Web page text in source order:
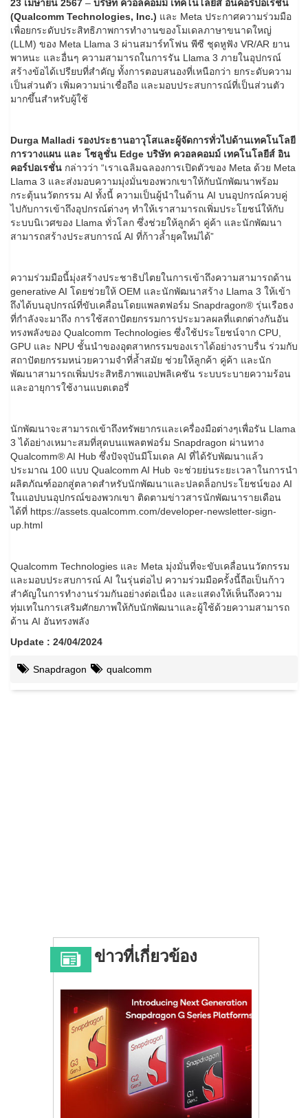
23 เมษายน 2567 – บริษัท ควอลคอมม์ เทคโนโลยีส์ อินคอร์ปอเรชั่น
(Qualcomm Technologies, Inc.) และ Meta ประกาศความร่วมมือ
เพื่อยกระดับประสิทธิภาพการทำงานของโมเดลภาษาขนาดใหญ่
(LLM) ของ Meta Llama 3 ผ่านสมาร์ทโฟน พีซี ชุดหูฟัง VR/AR ยาน
พาหนะ และอื่นๆ ความสามารถในการรัน Llama 3 ภายในอุปกรณ์
สร้างข้อได้เปรียบที่สำคัญ ทั้งการตอบสนองที่เหนือกว่า ยกระดับความ
เป็นส่วนตัว เพิ่มความน่าเชื่อถือ และมอบประสบการณ์ที่เป็นส่วนตัว
มากขึ้นสำหรับผู้ใช้
Durga Malladi รองประธานอาวุโสและผู้จัดการทั่วไปด้านเทคโนโลยี
การวางแผน และ โซลูชั่น Edge บริษัท ควอลคอมม์ เทคโนโลยีส์ อิน
คอร์ปอเรชั่น กล่าวว่า “เราเฉลิมฉลองการเปิดตัวของ Meta ด้วย Meta
Llama 3 และส่งมอบความมุ่งมั่นของพวกเขาให้กับนักพัฒนาพร้อม
กระตุ้นนวัตกรรม AI ทั้งนี้ ความเป็นผู้นำในด้าน AI บนอุปกรณ์ควบคู่
ไปกับการเข้าถึงอุปกรณ์ต่างๆ ทำให้เราสามารถเพิ่มประโยชน์ให้กับ
ระบบนิเวศของ Llama ทั่วโลก ซึ่งช่วยให้ลูกค้า คู่ค้า และนักพัฒนา
สามารถสร้างประสบการณ์ AI ที่ก้าวล้ำยุคใหม่ได้”
ความร่วมมือนี้มุ่งสร้างประชาธิปไตยในการเข้าถึงความสามารถด้าน
generative AI โดยช่วยให้ OEM และนักพัฒนาสร้าง Llama 3 ให้เข้า
ถึงได้บนอุปกรณ์ที่ขับเคลื่อนโดยแพลตฟอร์ม Snapdragon® รุ่นเรือธง
ที่กำลังจะมาถึง การใช้สถาปัตยกรรมการประมวลผลที่แตกต่างกันอัน
ทรงพลังของ Qualcomm Technologies ซึ่งใช้ประโยชน์จาก CPU,
GPU และ NPU ชั้นนำของอุตสาหกรรมของเราได้อย่างราบรื่น ร่วมกับ
สถาปัตยกรรมหน่วยความจำที่ล้ำสมัย ช่วยให้ลูกค้า คู่ค้า และนัก
พัฒนาสามารถเพิ่มประสิทธิภาพแอปพลิเคชัน ระบบระบายความร้อน
และอายุการใช้งานแบตเตอรี่
นักพัฒนาจะสามารถเข้าถึงทรัพยากรและเครื่องมือต่างๆเพื่อรัน Llama
3 ได้อย่างเหมาะสมที่สุดบนแพลตฟอร์ม Snapdragon ผ่านทาง
Qualcomm® AI Hub ซึ่งปัจจุบันมีโมเดล AI ที่ได้รับพัฒนาแล้ว
ประมาณ 100 แบบ Qualcomm AI Hub จะช่วยย่นระยะเวลาในการนำ
ผลิตภัณฑ์ออกสู่ตลาดสำหรับนักพัฒนาและปลดล็อกประโยชน์ของ AI
ในแอปบนอุปกรณ์ของพวกเขา ติดตามข่าวสารนักพัฒนารายเดือน
ได้ที่ https://assets.qualcomm.com/developer-newsletter-sign-
up.html
Qualcomm Technologies และ Meta มุ่งมั่นที่จะขับเคลื่อนนวัตกรรม
และมอบประสบการณ์ AI ในรุ่นต่อไป ความร่วมมือครั้งนี้ถือเป็นก้าว
สำคัญในการทำงานร่วมกันอย่างต่อเนื่อง และแสดงให้เห็นถึงความ
ทุ่มเทในการเสริมศักยภาพให้กับนักพัฒนาและผู้ใช้ด้วยความสามารถ
ด้าน AI อันทรงพลัง
Update : 24/04/2024
Snapdragon qualcomm
ข่าวที่เกี่ยวข้อง